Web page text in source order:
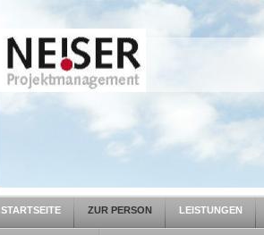
STARTSEITE ZUR PERSON LEISTUNGEN